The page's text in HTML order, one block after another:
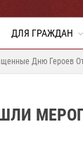
ДЛЯ ГРАЖДАН
Дню Героев